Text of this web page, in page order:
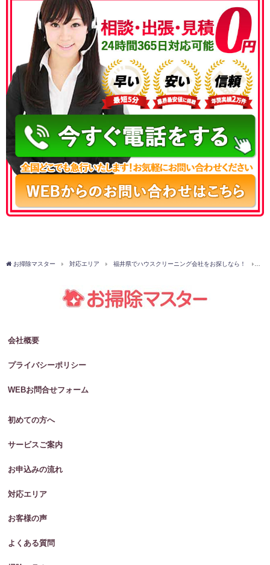
050-3177-5687
お掃除マスター 対応エリア 福井県でハウスクリーニング会社をお探しなら！
会社概要
プライバシーポリシー
WEBお問合せフォーム
初めての方へ
サービスご案内
お申込みの流れ
対応エリア
お客様の声
よくある質問